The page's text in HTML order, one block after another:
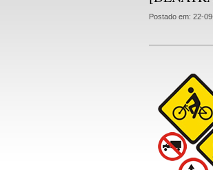
Postado em: 22-